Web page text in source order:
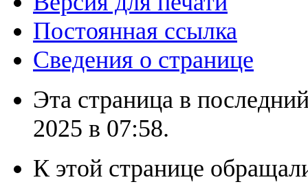
Постоянная ссылка
Сведения о странице
Эта страница в
2025 в 07:58.
К этой странице